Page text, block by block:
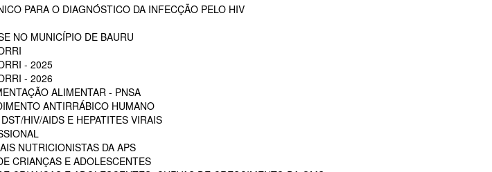
PARA O DIAGNÓSTICO DA INFECÇÃO PELO HIV
NO MUNICÍPIO DE BAURU
- 2025
- 2026
ALIMENTAR - PNSA
ANTIRRÁBICO HUMANO
HIV/AIDS E HEPATITES VIRAIS
NUTRICIONISTAS DA APS
CRIANÇAS E ADOLESCENTES